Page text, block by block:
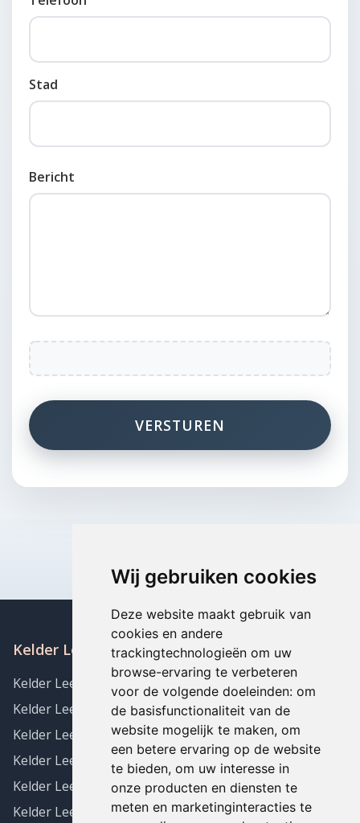
Wij gebruiken cookies
Deze website maakt gebruik van
cookies en andere
trackingtechnologieën om uw
browse-ervaring te verbeteren
voor de volgende doeleinden: om
de basisfunctionaliteit van de
website mogelijk te maken, om
een betere ervaring op de website
te bieden, om uw interesse in
onze producten en diensten te
meten en marketinginteracties te
Stad
Bericht
VERSTUREN
Kelder Leegmaken in de buurt
Kelder Leegmaken Acoz
Kelder Leegmaken Aiseau
Kelder Leegmaken AISEAU-PRESLES
Kelder Leegmaken Amougies
Kelder Leegmaken ANDERLUES
Kelder Leegmaken Angre